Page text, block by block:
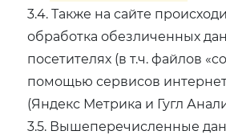
3.4. Также на сайте
обработка обезличенных
посетителях (в т.ч. файлов
помощью сервисов
(Яндекс Метрика и Гугл
3.5. Вышеперечисленные